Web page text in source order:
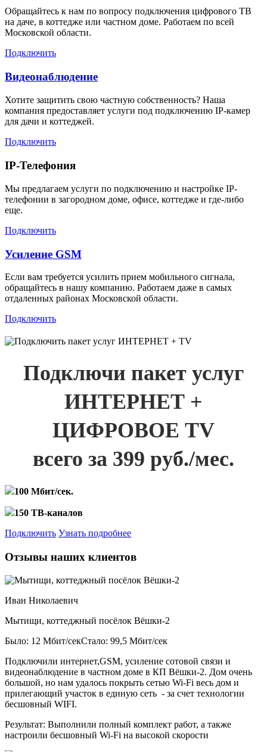
Обращайтесь к нам по вопросу подключения цифрового ТВ
на даче, в коттедже или частном доме. Работаем по всей
Московской области.
Подключить
Видеонаблюдение
Хотите защитить свою частную собственность? Наша
компания предоставляет услуги под подключению IP-камер
для дачи и коттеджей.
Подключить
IP-Телефония
Мы предлагаем услуги по подключению и настройке IP-
телефонии в загородном доме, офисе, коттедже и где-либо
еще.
Подключить
Усиление GSM
Если вам требуется усилить прием мобильного сигнала,
обращайтесь в нашу компанию. Работаем даже в самых
отдаленных районах Московской области.
Подключить
Подключи пакет услуг
ИНТЕРНЕТ +
ЦИФРОВОЕ TV
всего за 399 руб./мес.
100 Мбит/сек.
150 ТВ-каналов
Подключить Узнать подробнее
Отзывы наших клиентов
Иван Николаевич
Мытищи, коттеджный посёлок Вёшки-2
Было: 12 Мбит/секСтало: 99,5 Мбит/сек
Подключили интернет,GSM, усиление сотовой связи и
видеонаблюдение в частном доме в КП Вёшки-2. Дом очень
большой, но нам удалось покрыть сетью Wi-Fi весь дом и
прилегающий участок в единую сеть - за счет технологии
бесшовный WIFI.
Результат: Выполнили полный комплект работ, а также
настроили бесшовный Wi-Fi на высокой скорости